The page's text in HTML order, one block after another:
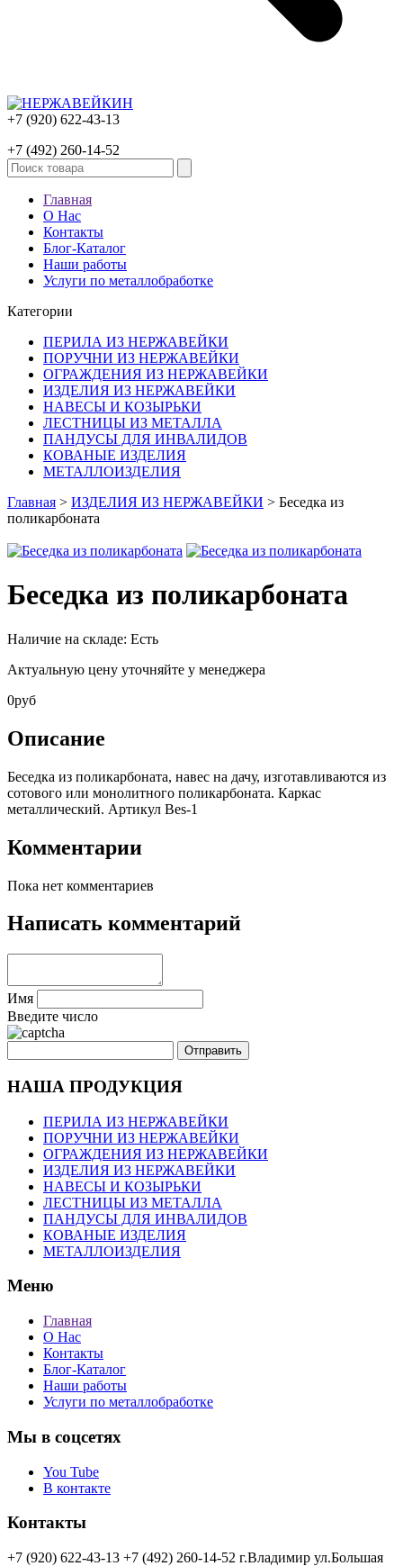
+7 (920) 622-43-13
+7 (492) 260-14-52
Главная
О Нас
Контакты
Блог-Каталог
Наши работы
Услуги по металлобработке
Категории
ПЕРИЛА ИЗ НЕРЖАВЕЙКИ
ПОРУЧНИ ИЗ НЕРЖАВЕЙКИ
ОГРАЖДЕНИЯ ИЗ НЕРЖАВЕЙКИ
ИЗДЕЛИЯ ИЗ НЕРЖАВЕЙКИ
НАВЕСЫ И КОЗЫРЬКИ
ЛЕСТНИЦЫ ИЗ МЕТАЛЛА
ПАНДУСЫ ДЛЯ ИНВАЛИДОВ
КОВАНЫЕ ИЗДЕЛИЯ
МЕТАЛЛОИЗДЕЛИЯ
Главная > ИЗДЕЛИЯ ИЗ НЕРЖАВЕЙКИ > Беседка из
поликарбоната
Беседка из поликарбоната
Наличие на складе: Есть
Актуальную цену уточняйте у менеджера
0руб
Описание
Беседка из поликарбоната, навес на дачу, изготавливаются из
сотового или монолитного поликарбоната. Каркас
металлический. Артикул Bes-1
Комментарии
Пока нет комментариев
Написать комментарий
Имя
Введите число
НАША ПРОДУКЦИЯ
ПЕРИЛА ИЗ НЕРЖАВЕЙКИ
ПОРУЧНИ ИЗ НЕРЖАВЕЙКИ
ОГРАЖДЕНИЯ ИЗ НЕРЖАВЕЙКИ
ИЗДЕЛИЯ ИЗ НЕРЖАВЕЙКИ
НАВЕСЫ И КОЗЫРЬКИ
ЛЕСТНИЦЫ ИЗ МЕТАЛЛА
ПАНДУСЫ ДЛЯ ИНВАЛИДОВ
КОВАНЫЕ ИЗДЕЛИЯ
МЕТАЛЛОИЗДЕЛИЯ
Меню
Главная
О Нас
Контакты
Блог-Каталог
Наши работы
Услуги по металлобработке
Мы в соцсетях
You Tube
В контакте
Контакты
+7 (920) 622-43-13 +7 (492) 260-14-52 г.Владимир ул.Большая